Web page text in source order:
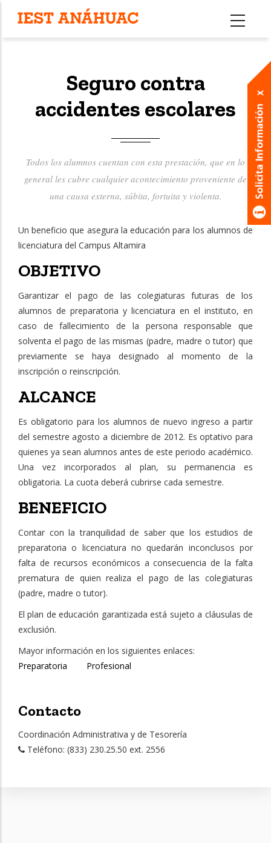
contenido
Seguro contra
accidentes escolares
Todos los alumnos cuentan con esta prestación, que en lo
general les cubre cualquier acontecimiento proveniente de
una causa externa, súbita, fortuita y violenta.
Un beneficio que asegura la educación para los alumnos de
licenciatura del Campus Altamira
OBJETIVO
Garantizar el pago de las colegiaturas futuras de los
alumnos de preparatoria y licenciatura en el instituto, en
caso de fallecimiento de la persona responsable que
solventa el pago de las mismas (padre, madre o tutor) que
previamente se haya designado al momento de la
inscripción o reinscripción.
ALCANCE
Es obligatorio para los alumnos de nuevo ingreso a partir
del semestre agosto a diciembre de 2012. Es optativo para
quienes ya sean alumnos antes de este periodo académico.
Una vez incorporados al plan, su permanencia es
obligatoria. La cuota deberá cubrirse cada semestre.
BENEFICIO
Contar con la tranquilidad de saber que los estudios de
preparatoria o licenciatura no quedarán inconclusos por
falta de recursos económicos a consecuencia de la falta
prematura de quien realiza el pago de las colegiaturas
(padre, madre o tutor).
El plan de educación garantizada está sujeto a cláusulas de
exclusión.
Mayor información en los siguientes enlaces:
Preparatoria
Profesional
Contacto
Coordinación Administrativa y de Tesorería
Teléfono: (833) 230.25.50 ext. 2556